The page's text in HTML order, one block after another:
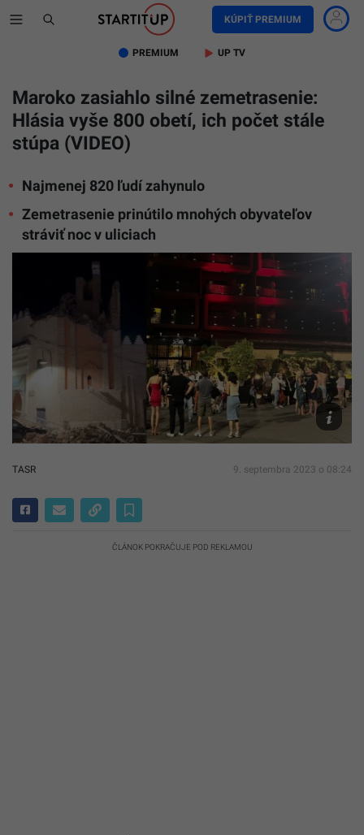
KÚPIŤ PREMIUM
PREMIUM UP TV
Maroko zasiahlo silné zemetrasenie:
Hlásia vyše 800 obetí, ich počet stále
stúpa (VIDEO)
Najmenej 820 ľudí zahynulo
Zemetrasenie prinútilo mnohých obyvateľov
stráviť noc v uliciach
v
Maroku
X/Kinetik,
TASR/AP
TASR 9. septembra 2023 o 08:24
ČLÁNOK POKRAČUJE POD REKLAMOU